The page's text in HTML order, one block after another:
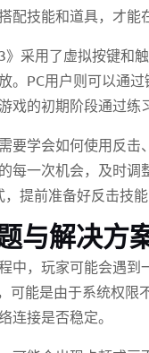
配技能和道具，才能
采用了虚拟按键和
。PC用户则可以通
戏的初期阶段通过练
要学会如何使用反
每一次机会，及时调
提前准备好反击技
与解决方
中，玩家可能会遇到
可能是由于系统权
连接是否稳定。